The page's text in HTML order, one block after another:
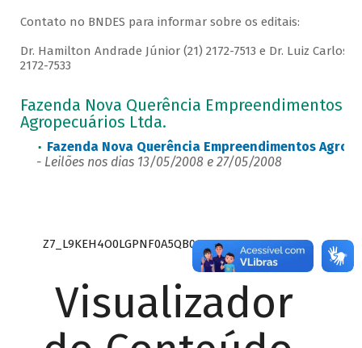
Contato no BNDES para informar sobre os editais:
Dr. Hamilton Andrade Júnior (21) 2172-7513 e Dr. Luiz Carlos
2172-7533
Fazenda Nova Querência Empreendimentos
Agropecuários Ltda.
Fazenda Nova Querência Empreendimentos
- Leilões nos dias 13/05/2008 e 27/05/2008
Z7_L9KEH4O0LGPNF0A5QB0GE41496
Visualizador